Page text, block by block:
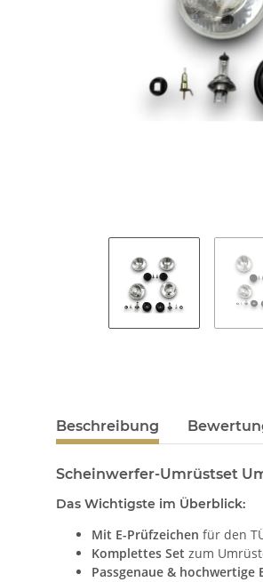
Beschreibung
Scheinwerfer-Umrüstset
Das Wichtigste im Überblick:
Mit E-Prüfzeichen für den
Komplettes Set zum
Passgenaue & hochwertige